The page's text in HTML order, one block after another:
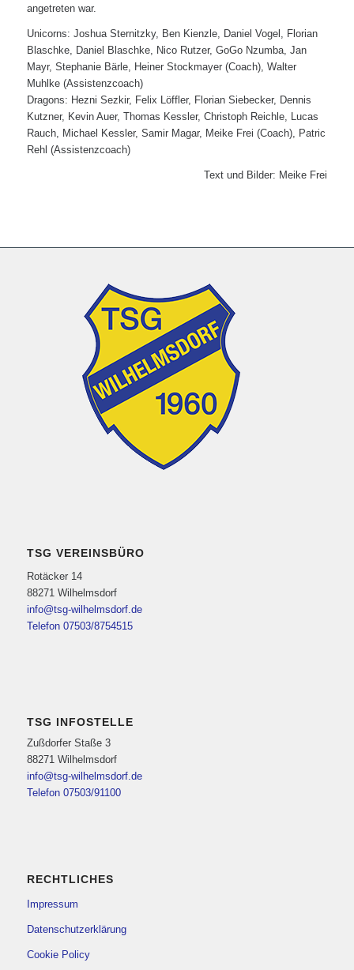
angetreten war.
Unicorns: Joshua Sternitzky, Ben Kienzle, Daniel Vogel, Florian
Blaschke, Daniel Blaschke, Nico Rutzer, GoGo Nzumba, Jan
Mayr, Stephanie Bärle, Heiner Stockmayer (Coach), Walter
Muhlke (Assistenzcoach)
Dragons: Hezni Sezkir, Felix Löffler, Florian Siebecker, Dennis
Kutzner, Kevin Auer, Thomas Kessler, Christoph Reichle, Lucas
Rauch, Michael Kessler, Samir Magar, Meike Frei (Coach), Patric
Rehl (Assistenzcoach)
Text und Bilder: Meike Frei
TSG VEREINSBÜRO
Rotäcker 14
88271 Wilhelmsdorf
info@tsg-wilhelmsdorf.de
Telefon 07503/8754515
TSG INFOSTELLE
Zußdorfer Staße 3
88271 Wilhelmsdorf
info@tsg-wilhelmsdorf.de
Telefon 07503/91100
RECHTLICHES
Impressum
Datenschutzerklärung
Cookie Policy